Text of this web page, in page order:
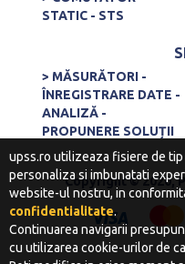
STATIC - STS
> MĂSURĂTORI -
ÎNREGISTRARE DATE -
ANALIZĂ -
PROPUNERE SOLUȚII
Copyright © 2020,
upss.ro utilizeaza fisiere de
personaliza si imbunatati
website-ul nostru, in
confidentialitate.
Continuarea navigarii
cu utilizarea cookie-urilor de